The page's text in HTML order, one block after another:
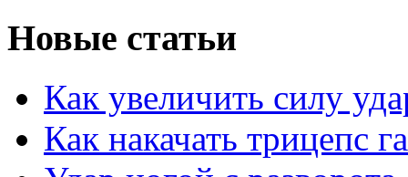
Новые статьи
Как увеличить силу
Как накачать трицепс